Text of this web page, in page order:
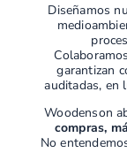
Diseñamos
garantizan
auditadas, en
Woodenson
compras,
No